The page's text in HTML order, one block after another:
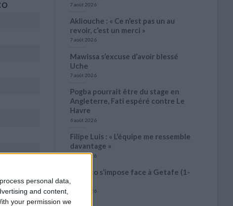
personal data,
and content,
your permission we
7 août 2026
Akliouche : « Ce n’est pas un au
revoir, c’est un merci »
7 août 2026
Mawissa s’excuse d’avoir blessé
Uche
7 août 2026
Pogba pourrait être du stage en
Angleterre, Fati espéré contre Le
Havre
6 août 2026
Filipe Luis : « L’équipe me ressemble
davantage »
6 août 2026
Monaco s’impose face à Getafe (1-
0)
6 août 2026